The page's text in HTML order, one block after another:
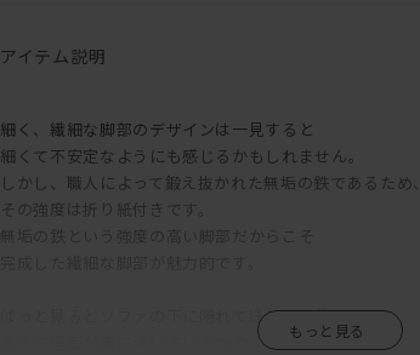
アイテム説明
細く、繊細な脚部のデザインは一見すると
細くて不安定なようにも感じるかもしれません。
しかし、職人によって鍛え抜かれた無垢の鉄であるため、
その強度は折り紙付きです。
ぱっと見るとソファの下に隠れてほとんど見えず、
まるで座面が宙に浮いているかのような印象です！